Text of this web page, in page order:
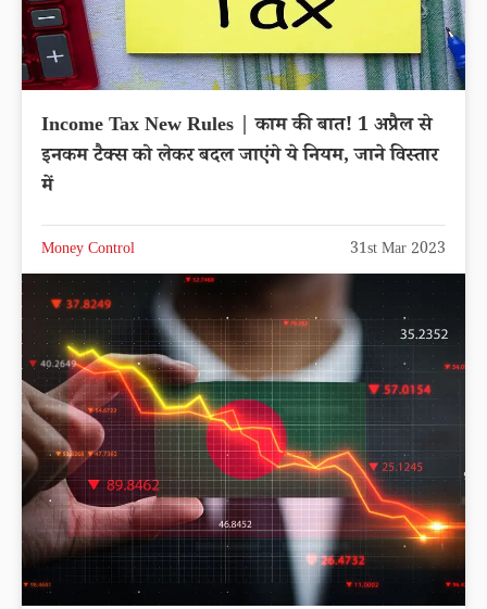
Income Tax New Rules | काम की बात! 1 अप्रैल से
इनकम टैक्स को लेकर बदल जाएंगे ये नियम, जाने विस्तार
में
Money Control 31st Mar 2023